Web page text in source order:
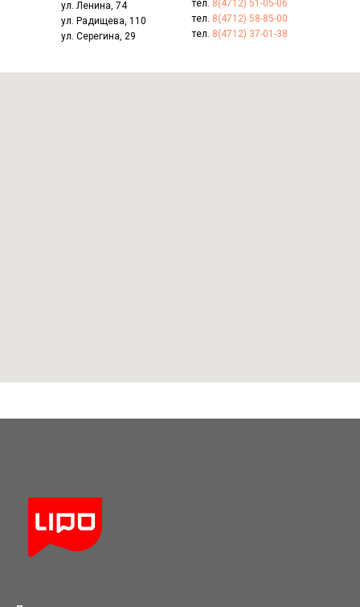
ул. Ленина, 74
ул. Радищева, 110
ул. Серегина, 29
тел. 8(4712) 51-05-06
тел. 8(4712) 58-85-00
тел. 8(4712) 37-01-38